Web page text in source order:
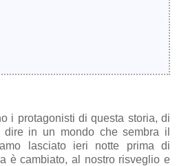
i protagonisti di questa storia, di
in un mondo che sembra il
lasciato ieri notte prima di
è cambiato, al nostro risveglio e